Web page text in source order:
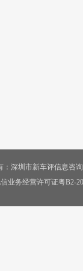
：深圳市新车评信息咨
业务经营许可证粤B2-